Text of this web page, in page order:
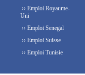
›› Emploi Royaume-
Uni
›› Emploi Senegal
›› Emploi Suisse
›› Emploi Tunisie